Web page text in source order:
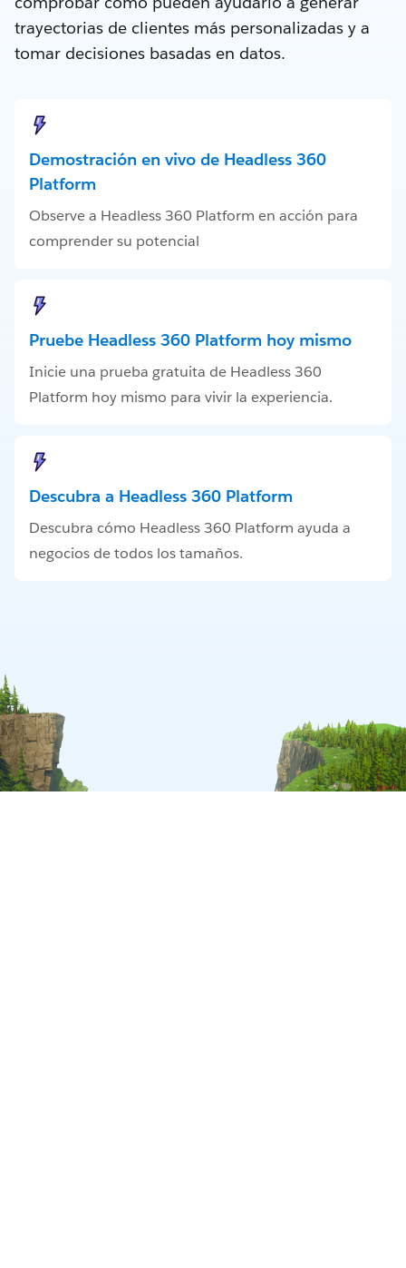
trayectorias de clientes más personalizadas y a
tomar decisiones basadas en datos.
Demostración en vivo de Headless 360
Platform
Observe a Headless 360 Platform en acción para
comprender su potencial
Pruebe Headless 360 Platform hoy mismo
Inicie una prueba gratuita de Headless 360
Platform hoy mismo para vivir la experiencia.
Descubra a Headless 360 Platform
Descubra cómo Headless 360 Platform ayuda a
negocios de todos los tamaños.